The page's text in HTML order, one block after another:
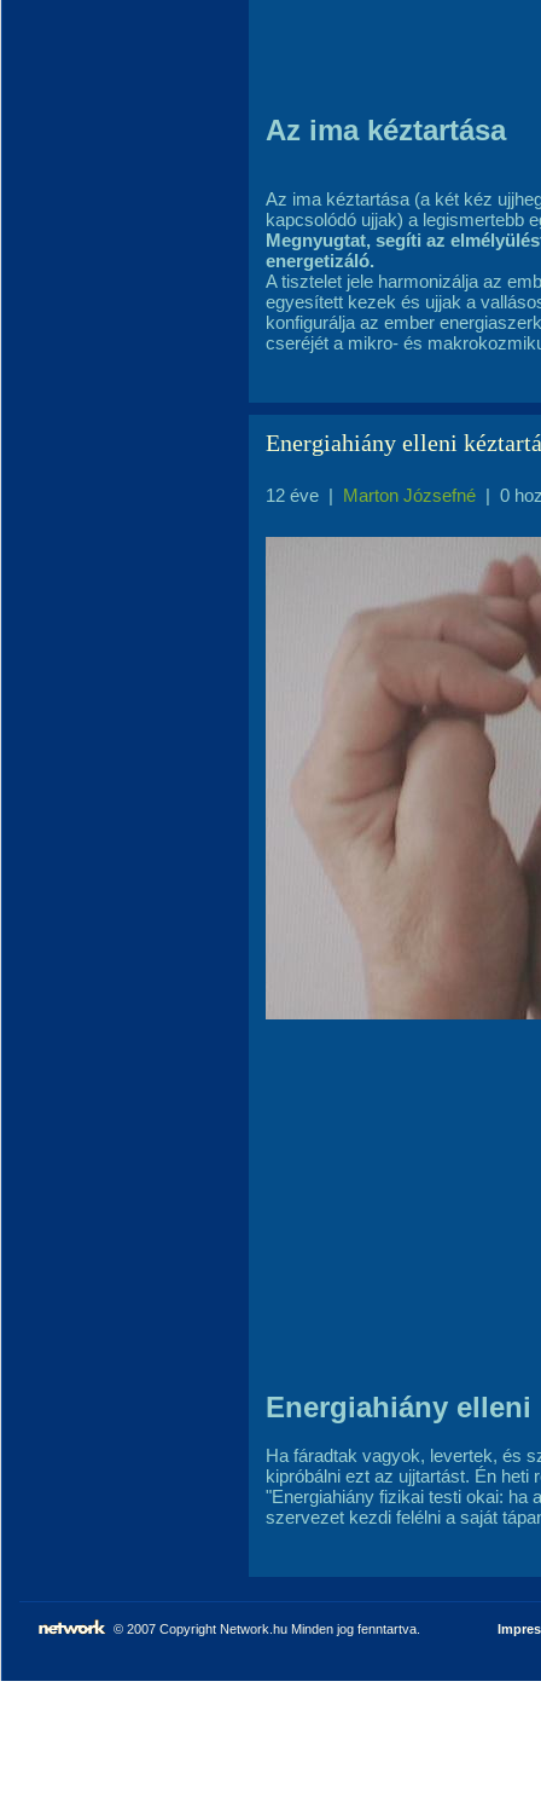
Az ima kéztartása
Az ima kéztartása (a két kéz
kapcsolódó ujjak) a legismertebb
Megnyugtat, segíti az
energetizáló.
A tisztelet jele harmonizálja az e
egyesített kezek és ujjak a
konfigurálja az ember
cseréjét a mikro- és
Energiahiány elleni
12 éve | Marton Józsefné | 0
Energiahiány
Ha fáradtak vagyok, levertek, és
kipróbálni ezt az ujjtartást. Én heti
"Energiahiány fizikai testi okai: ha
szervezet kezdi felélni a saját
© 2007 Copyright Network.hu Minden jog fenntartva.